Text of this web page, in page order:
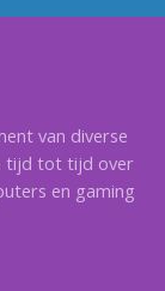
van diverse
tijd tot tijd over
en gaming